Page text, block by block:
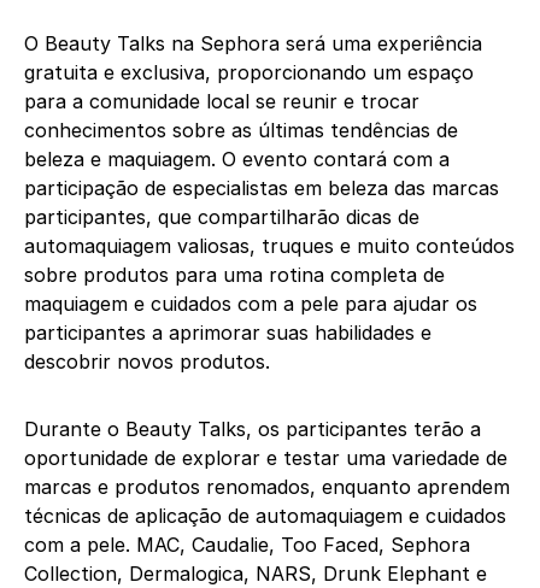
O Beauty Talks na Sephora será uma experiência
gratuita e exclusiva, proporcionando um espaço
para a comunidade local se reunir e trocar
conhecimentos sobre as últimas tendências de
beleza e maquiagem. O evento contará com a
participação de especialistas em beleza das marcas
participantes, que compartilharão dicas de
automaquiagem valiosas, truques e muito conteúdos
sobre produtos para uma rotina completa de
maquiagem e cuidados com a pele para ajudar os
participantes a aprimorar suas habilidades e
descobrir novos produtos.
Durante o Beauty Talks, os participantes terão a
oportunidade de explorar e testar uma variedade de
marcas e produtos renomados, enquanto aprendem
técnicas de aplicação de automaquiagem e cuidados
com a pele. MAC, Caudalie, Too Faced, Sephora
Collection, Dermalogica, NARS, Drunk Elephant e